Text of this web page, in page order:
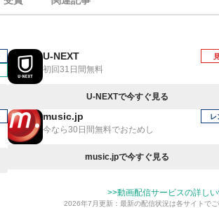
U-NEXT
初回31日間無料
U-NEXTで今すぐ見る
music.jp
今なら30日間無料でおためし
レ
music.jpで今すぐ見る
>>動画配信サービスの詳し
2026年7月更新：最新の配信状況は各サイトで